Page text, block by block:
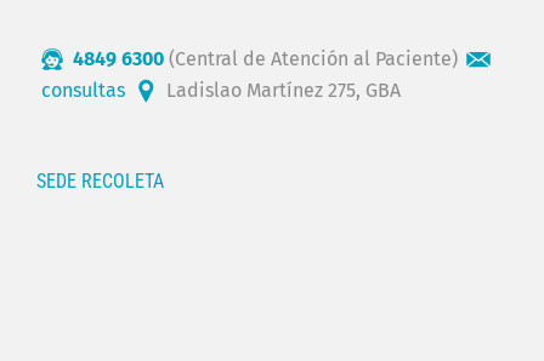
4849 6300 (Central de Atención al Paciente)
consultas
Ladislao Martínez 275, GBA
SEDE RECOLETA